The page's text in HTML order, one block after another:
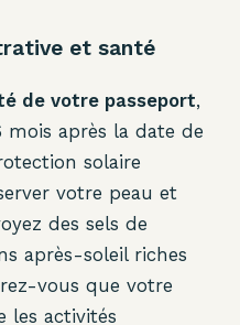
et santé
de votre passeport,
mois après la date de
solaire
votre peau et
des sels de
après-soleil riches
vous que votre
les activités